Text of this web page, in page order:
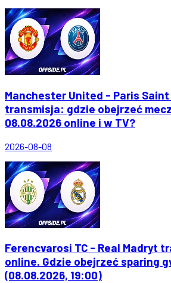
Manchester United - Paris Saint
transmisja: gdzie obejrzeć
08.08.2026 online i w TV?
2026-08-08
Ferencvarosi TC - Real Madryt
online. Gdzie obejrzeć sparing
(08.08.2026, 19:00)